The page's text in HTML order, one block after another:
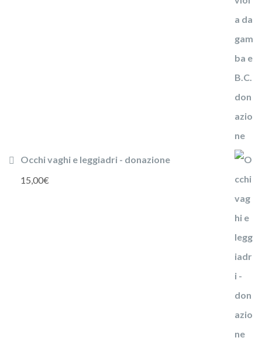
Occhi vaghi e leggiadri - donazione
15,00€